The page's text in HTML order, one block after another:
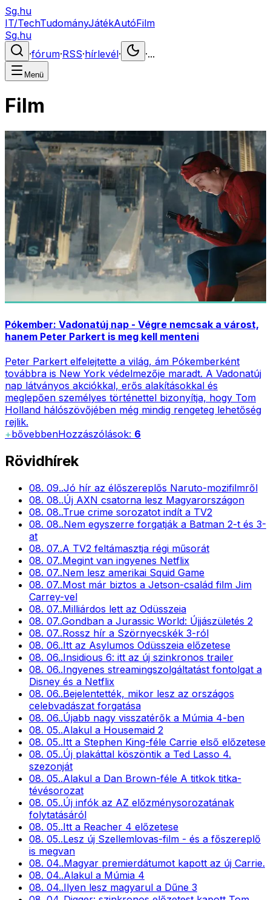
Sg.hu
IT/TechTudományJátékAutóFilm
Sg.hu
·fórum·RSS·hírlevél· ·...
Menü
Film
Pókember: Vadonatúj nap - Végre nemcsak a várost,
hanem Peter Parkert is meg kell menteni
Peter Parkert elfelejtette a világ, ám Pókemberként
továbbra is New York védelmezője maradt. A Vadonatúj
nap látványos akciókkal, erős alakításokkal és
meglepően személyes történettel bizonyítja, hogy Tom
Holland hálószövőjében még mindig rengeteg lehetőség
rejlik.
+bővebbenHozzászólások: 6
Rövidhírek
08. 09..Jó hír az élőszereplős Naruto-mozifilmről
08. 08..Új AXN csatorna lesz Magyarországon
08. 08..True crime sorozatot indít a TV2
08. 08..Nem egyszerre forgatják a Batman 2-t és 3-
at
08. 07..A TV2 feltámasztja régi műsorát
08. 07..Megint van ingyenes Netflix
08. 07..Nem lesz amerikai Squid Game
08. 07..Most már biztos a Jetson-család film Jim
Carrey-vel
08. 07..Milliárdos lett az Odüsszeia
08. 07..Gondban a Jurassic World: Újjászületés 2
08. 07..Rossz hír a Szörnyecskék 3-ról
08. 06..Itt az Asylumos Odüsszeia előzetese
08. 06..Insidious 6: itt az új szinkronos trailer
08. 06..Ingyenes streamingszolgáltatást fontolgat a
Disney és a Netflix
08. 06..Bejelentették, mikor lesz az országos
celebvadászat forgatása
08. 06..Újabb nagy visszatérők a Múmia 4-ben
08. 05..Alakul a Housemaid 2
08. 05..Itt a Stephen King-féle Carrie első előzetese
08. 05..Új plakáttal köszöntik a Ted Lasso 4.
szezonját
08. 05..Alakul a Dan Brown-féle A titkok titka-
tévésorozat
08. 05..Új infók az AZ előzménysorozatának
folytatásáról
08. 05..Itt a Reacher 4 előzetese
08. 05..Lesz új Szellemlovas-film - és a főszereplő
is megvan
08. 04..Magyar premierdátumot kapott az új Carrie.
08. 04..Alakul a Múmia 4
08. 04..Ilyen lesz magyarul a Dűne 3